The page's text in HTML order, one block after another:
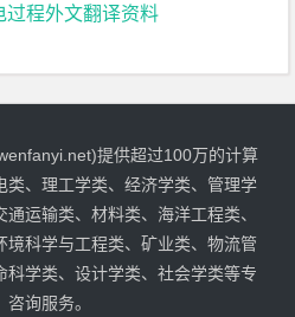
过程外文翻译资料
提供超过100万的计算
类、理工学类、经济学类、管理学
运输类、材料类、海洋工程类、
境科学与工程类、矿业类、物流管
科学类、设计学类、社会学类等专
询服务。